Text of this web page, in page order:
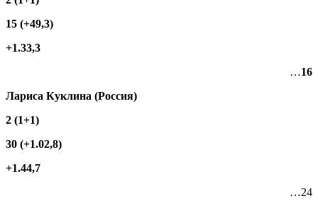
15 (+49,3)
+1.33,3
…16
Лариса Куклина (Россия)
2 (1+1)
30 (+1.02,8)
+1.44,7
…24